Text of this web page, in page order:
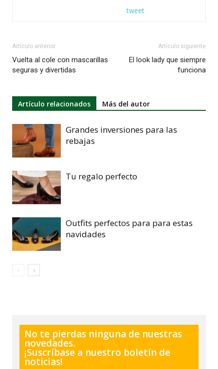
tweet
Artículo anterior
Vuelta al cole con mascarillas
seguras y divertidas
Artículo siguiente
El look lady que siempre
funciona
Artículo relacionados Más del autor
Grandes inversiones para las
rebajas
Tu regalo perfecto
Outfits perfectos para para estas
navidades
No te pierdas ninguna de nuestras
novedades.
¡Suscríbase a nuestro boletín de
noticias!